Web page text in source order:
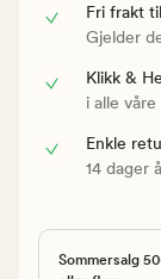
Fri frakt
Gjelder
Klikk &
i alle
Enkle
14 dager
Sommersalg